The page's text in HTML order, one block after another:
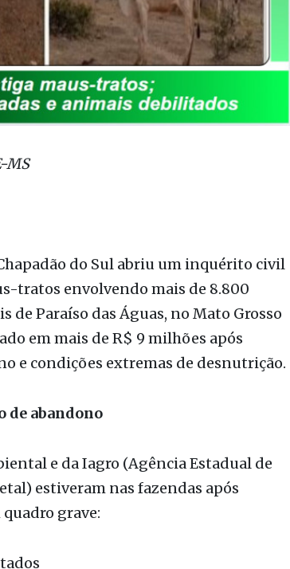
MS
do Sul abriu um inquérito civil
de Paraíso das Águas, no Mato Grosso
em mais de R$ 9 milhões após
e condições extremas de desnutrição.
abandono
e da Iagro (Agência Estadual de
grave: